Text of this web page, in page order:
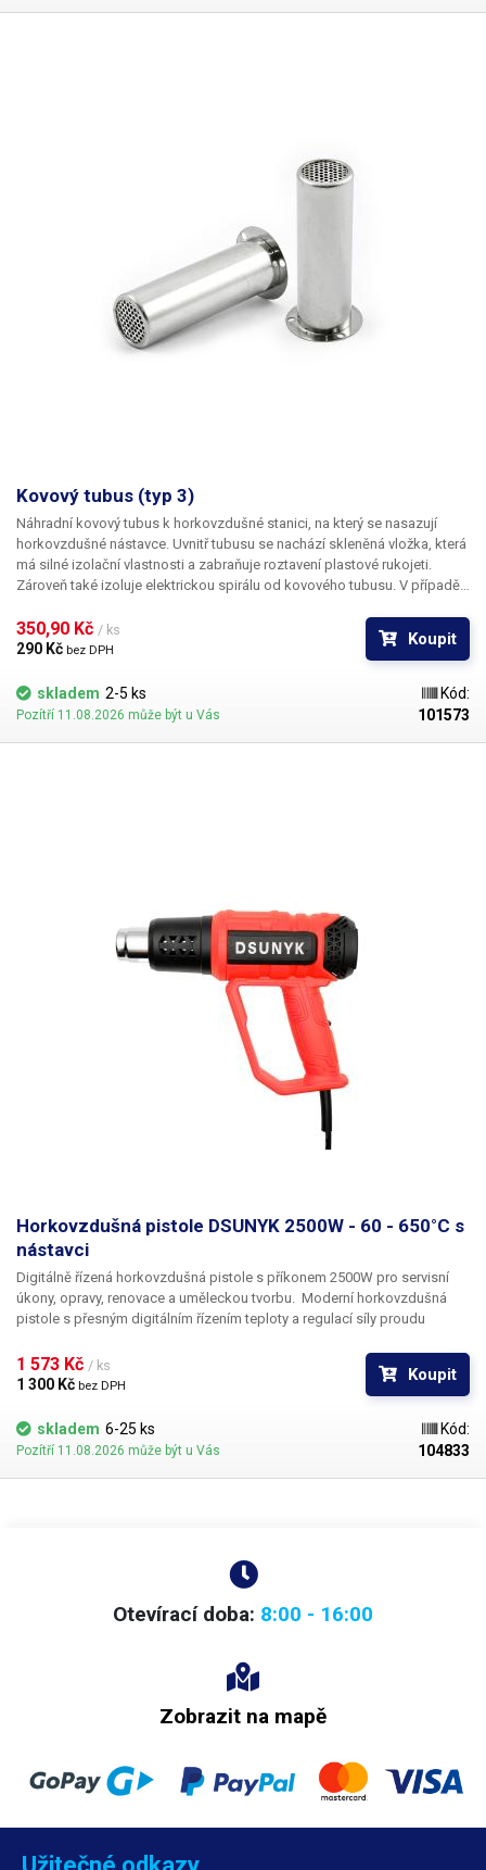
Kovový tubus (typ 3)
Náhradní kovový tubus k horkovzdušné stanici, na který se nasazují
horkovzdušné nástavce. Uvnitř tubusu se nachází skleněná vložka, která
má silné izolační vlastnosti a zabraňuje roztavení plastové rukojeti.
Zároveň také izoluje elektrickou spirálu od kovového tubusu. V případě
kovová tryska své izolační vlastnosti a extrémně vzrůstá její teplota.
Posléze dochází k poškození plastové části rukojetě vlivem vysokých
Vhodné pro horkovzdušné pájky 8032 a 8032A++. Spolu s tubusem
nabízíme i náhradní topné spirály pro 8032 a 8032A++.
350,90 Kč / ks
290 Kč bez DPH
Koupit
skladem 2-5 ks
Pozítří 11.08.2026 může být u Vás
Kód:
101573
Horkovzdušná pistole DSUNYK 2500W - 60 - 650°C s
nástavci
Digitálně řízená horkovzdušná pistole s příkonem 2500W pro servisní
úkony, opravy, renovace a uměleckou tvorbu.
pistole s přesným digitálním řízením teploty a regulací síly proudu
dílně.Pistole díky vysokému výkonu 2500W zajistí stabilní přísun
horkého vzduchu o teplotě 60-650°C.
Pistole najde využití při servisních
úkonech a opravách jako je rework, bezkontaktní pájení SMD
integrovaných obvodů, součástek či BGA čipů. Díky výměnným
nástavcům a velkému rozmezí nastavitelné teploty lze pistoli využít nejen
k pájení a servisu ale také doma či v dílně při nahřívání a ohýbání PVC
trubek a plastových dílů, pro renovacích nábytku a oken při sundávání
nastavení teploty v krocích po 10°C v rozmezí 60-
650°C. Pomocí tlačítek lze také upravit sílu proudu vzduchu v pěti
Pro zobrazení nastavené a aktuální teploty slouží modře
horké pistole. Kovový výduch pistole o průměru 35mm nabízí možnost
použít nejrůznější násuvné nástavce, které upravují směr toku horkého
vzduchu dle prováděné činnosti.V balení najdete 4 různé nástavce
hlavice neumožnuje použít jiné nástavce z naší nabídky. Nástavce v
balení: 1x kulatý 11mm, 1x kulatý 20mm, 1x plochý 40mm, 1x plochý
1 573 Kč / ks
1 300 Kč bez DPH
Koupit
skladem 6-25 ks
Pozítří 11.08.2026 může být u Vás
Kód:
104833
Otevírací doba: 8:00 - 16:00
Zobrazit na mapě